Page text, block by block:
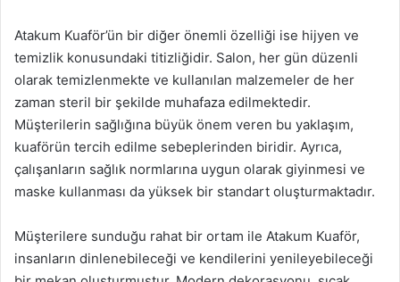
Atakum Kuaför’ün bir diğer önemli özelliği ise hijyen ve
temizlik konusundaki titizliğidir. Salon, her gün düzenli
olarak temizlenmekte ve kullanılan malzemeler de her
zaman steril bir şekilde muhafaza edilmektedir.
Müşterilerin sağlığına büyük önem veren bu yaklaşım,
kuaförün tercih edilme sebeplerinden biridir. Ayrıca,
çalışanların sağlık normlarına uygun olarak giyinmesi ve
maske kullanması da yüksek bir standart oluşturmaktadır.
Müşterilere sunduğu rahat bir ortam ile Atakum Kuaför,
insanların dinlenebileceği ve kendilerini yenileyebileceği